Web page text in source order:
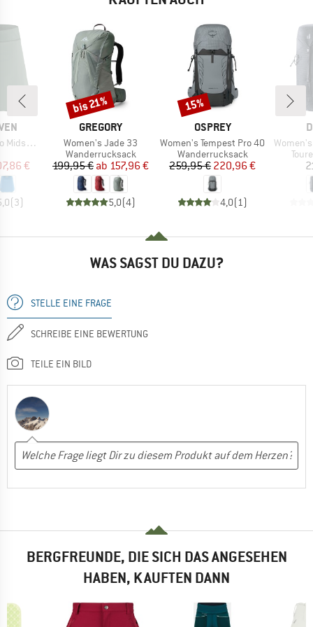
Skort
Preis
€
(3)
MARKE
GREGORY
Artikel
Women's Jade 33
Produktgruppe
Wanderrucksack
Preis
199,95 € reduzierter Preis
ab 157,96 €
5,0(4)
Rabatt
bis 21%
MARKE
OSPREY
Artikel
Women's Tempest Pro 40
Produktgruppe
Wanderrucksack
Preis
259,95 € reduzierter Preis
220,96 €
4,0(1 )
Rabatt
15%
Artikel
WAS SAGST DU DAZU?
STELLE EINE FRAGE
SCHREIBE EINE BEWERTUNG
TEILE EIN BILD
BERGFREUNDE, DIE SICH DAS ANGESEHEN
HABEN, KAUFTEN DANN